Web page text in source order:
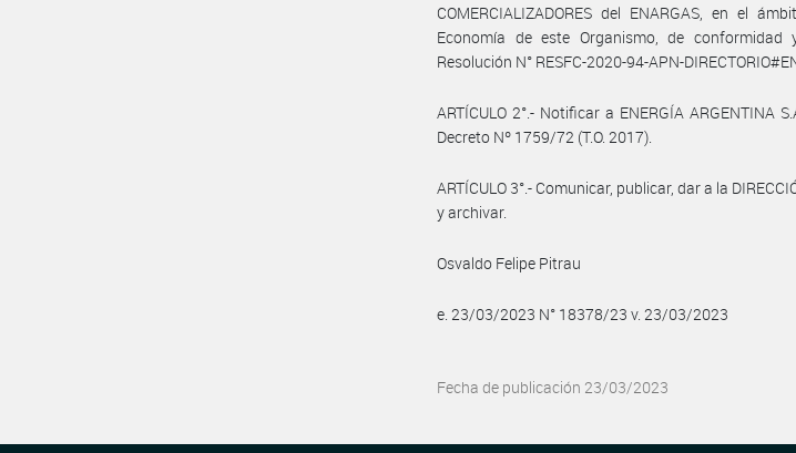
COMERCIALIZADORES del ENARGAS, en el
Economía de este Organismo, de
Resolución N° RESFC-2020-94-APN-
ARTÍCULO 2°.- Notificar a ENERGÍA ARGENTINA
Decreto Nº 1759/72 (T.O. 2017).
ARTÍCULO 3°.- Comunicar, publicar, dar a la
y archivar.
Osvaldo Felipe Pitrau
e. 23/03/2023 N° 18378/23 v. 23/03/2023
Fecha de publicación 23/03/2023